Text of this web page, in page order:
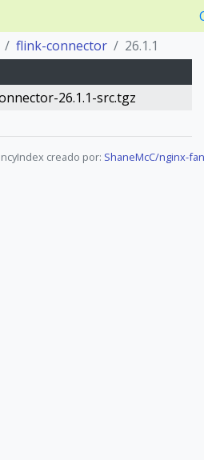
flink-connector
26.1.1
26.1.1-src.tgz
creado por: ShaneMcC/nginx-